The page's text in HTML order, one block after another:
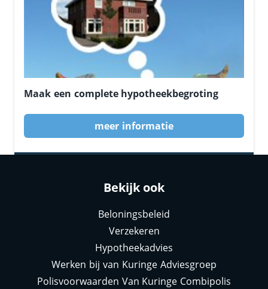
Maak een complete hypotheekbegroting
meer informatie
Bekijk ook
Beloningsbeleid
Verzekeren
Hypotheekadvies
Werken bij van Kuringe Adviesgroep
Polisvoorwaarden Van Kuringe Combipolis